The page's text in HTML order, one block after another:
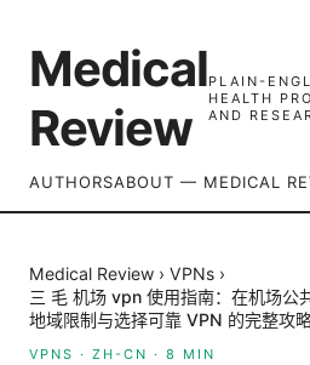
Medical
Review
PLAIN-
HEALTH
AND
AUTHORSABOUT — MEDICAL
Medical Review › VPNs ›
三 毛 机场 vpn 使用指南：在机场公
地域限制与选择可靠 VPN 的完整攻
VPNS · ZH-CN · 8 MIN